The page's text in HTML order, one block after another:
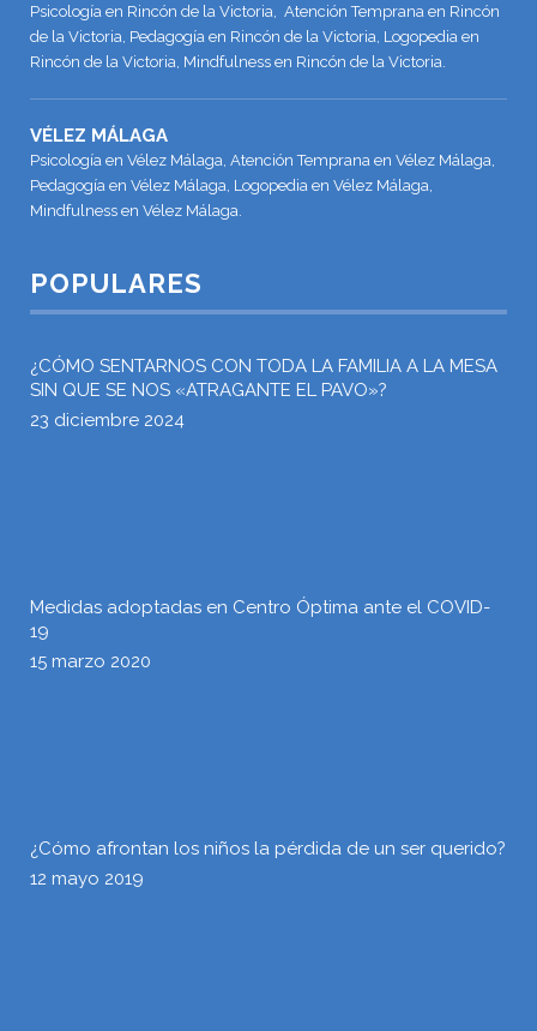
Psicología en Rincón de la Victoria, Atención Temprana en Rincón
de la Victoria, Pedagogía en Rincón de la Victoria, Logopedia en
Rincón de la Victoria, Mindfulness en Rincón de la Victoria.
VÉLEZ MÁLAGA
Psicología en Vélez Málaga, Atención Temprana en Vélez Málaga,
Pedagogía en Vélez Málaga, Logopedia en Vélez Málaga,
Mindfulness en Vélez Málaga.
POPULARES
¿CÓMO SENTARNOS CON TODA LA FAMILIA A LA MESA
SIN QUE SE NOS «ATRAGANTE EL PAVO»?
23 diciembre 2024
Medidas adoptadas en Centro Óptima ante el COVID-
19
15 marzo 2020
¿Cómo afrontan los niños la pérdida de un ser querido?
12 mayo 2019